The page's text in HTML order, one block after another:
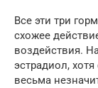
Все эти три
схожее
воздействия.
эстрадиол,
весьма